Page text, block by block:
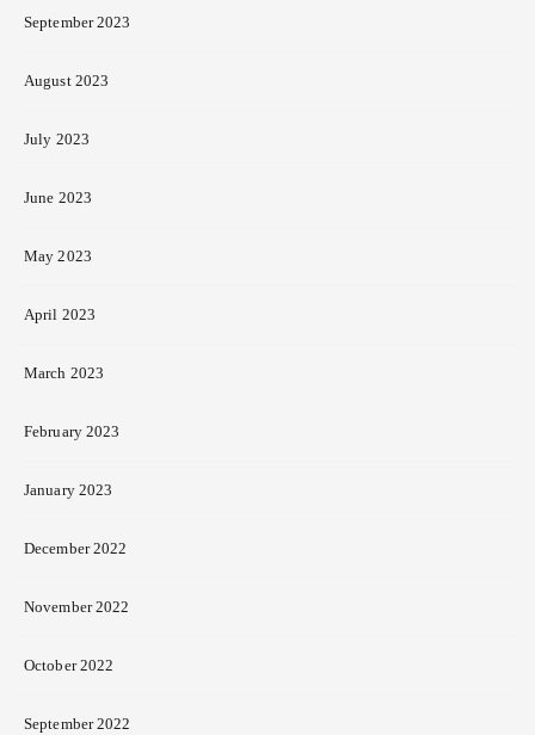
September 2023
August 2023
July 2023
June 2023
May 2023
April 2023
March 2023
February 2023
January 2023
December 2022
November 2022
October 2022
September 2022